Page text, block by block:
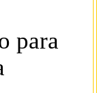
para